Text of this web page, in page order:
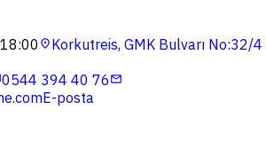
location_onKorkutreis, GMK Bulvarı No:32/4
0544 394 40 76mail
E-posta